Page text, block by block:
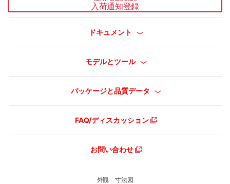
外観 寸法図
入荷通知登録
ドキュメント
モデルとツール
パッケージと品質データ
FAQ/ディスカッション
お問い合わせ